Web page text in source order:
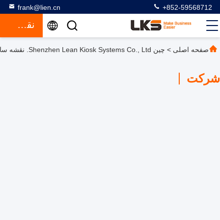
frank@lien.cn +852-59568712
نقل قول
صفحه اصلی > چین Shenzhen Lean Kiosk Systems Co., Ltd. نقشه سایت
شرکت